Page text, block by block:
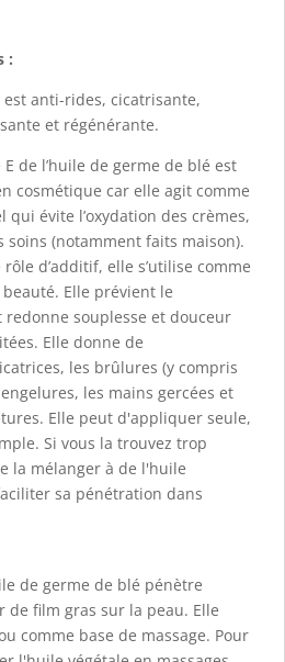
:
est anti-rides, cicatrisante,
et régénérante.
de l’huile de germe de blé est
cosmétique car elle agit comme
évite l’oxydation des crèmes,
soins (notamment faits maison).
d’additif, elle s’utilise comme
Elle prévient le
souplesse et douceur
Elle donne de
les brûlures (y compris
les mains gercées et
Elle peut d'appliquer seule,
Si vous la trouvez trop
la mélanger à de l'huile
sa pénétration dans
de germe de blé pénètre
de film gras sur la peau. Elle
comme base de massage. Pour